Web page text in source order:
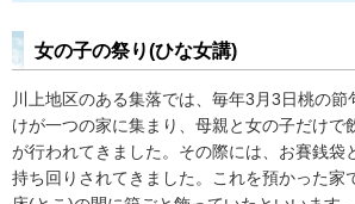
女の子の祭り(ひな女講)
川上地区のある集落では、毎年3月3日桃の
けが一つの家に集まり、母親と女の子だけで
が行われてきました。その際には、お賽銭袋
持ち回りされてきました。これを預かった家